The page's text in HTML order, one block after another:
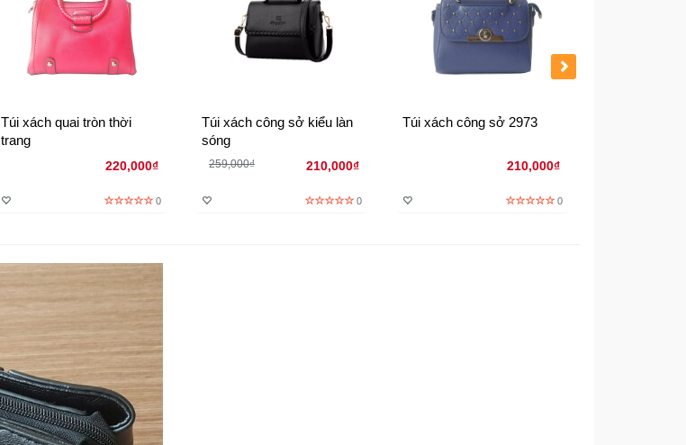
Túi xách quai tròn thời
trang
220,000₫
0
Túi xách công sở kiểu làn
sóng
259,000₫ 210,000₫
0
Túi xách công sở 2973
210,000₫
0